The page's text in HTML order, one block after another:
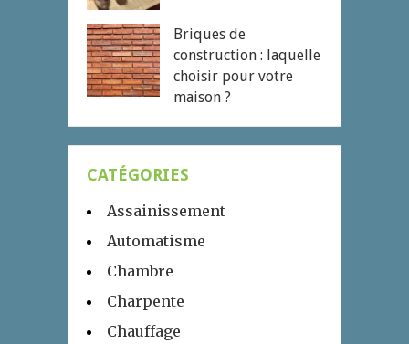
Briques de
construction : laquelle
choisir pour votre
maison ?
CATÉGORIES
Assainissement
Automatisme
Chambre
Charpente
Chauffage